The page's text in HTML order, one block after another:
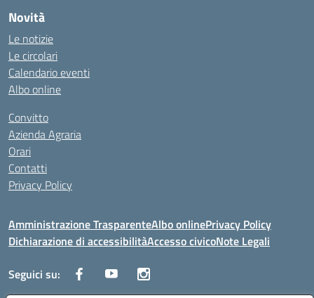
Novità
Le notizie
Le circolari
Calendario eventi
Albo online
Convitto
Azienda Agraria
Orari
Contatti
Privacy Policy
Amministrazione TrasparenteAlbo onlinePrivacy Policy
Dichiarazione di accessibilitàAccesso civicoNote Legali
Seguici su: